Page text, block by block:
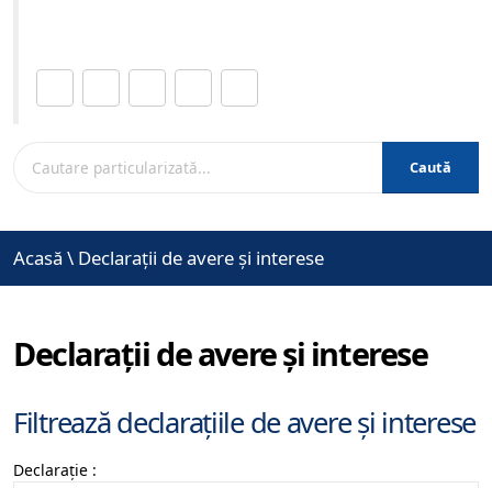
Caută
Acasă \ Declarații de avere și interese
Declarații de avere și interese
Filtrează declarațiile de avere și interese
Declarație :